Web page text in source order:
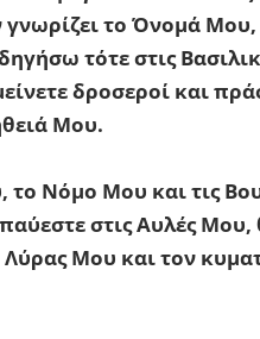
το Όνομά
τότε στις
δροσεροί και
Μου.
το Νόμο Μου και τις
στις Αυλές Μου,
Μου και τον